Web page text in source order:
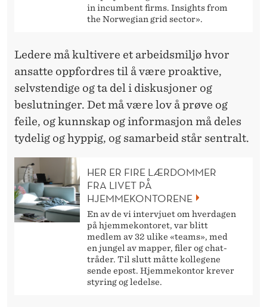
in incumbent firms. Insights from
the Norwegian grid sector».
Ledere må kultivere et arbeidsmiljø hvor
ansatte oppfordres til å være proaktive,
selvstendige og ta del i diskusjoner og
beslutninger. Det må være lov å prøve og
feile, og kunnskap og informasjon må deles
tydelig og hyppig, og samarbeid står sentralt.
HER ER FIRE LÆRDOMMER
FRA LIVET PÅ
HJEMMEKONTORENE
En av de vi intervjuet om hverdagen
på hjemmekontoret, var blitt
medlem av 32 ulike «teams», med
en jungel av mapper, filer og chat-
tråder. Til slutt måtte kollegene
sende epost. Hjemmekontor krever
styring og ledelse.